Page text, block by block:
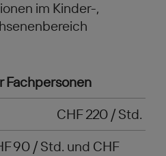
im Kinder-,
Fachpersonen
CHF 220 / Std.
90 / Std. und CHF